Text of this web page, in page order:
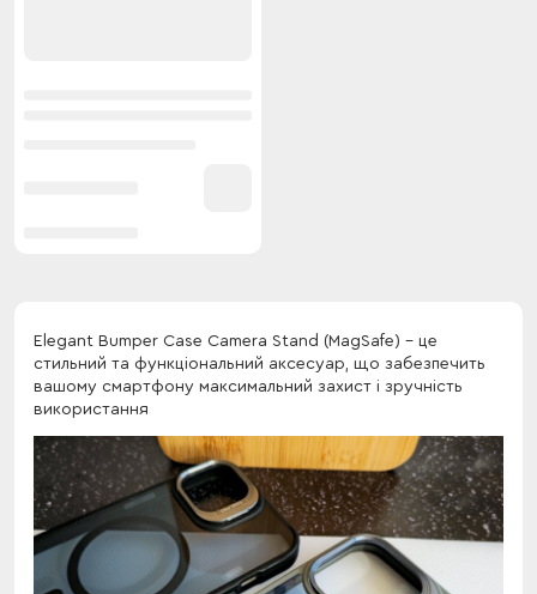
Elegant Bumper Case Camera Stand (MagSafe) - це
стильний та функціональний аксесуар, що забезпечить
вашому смартфону максимальний захист і зручність
використання